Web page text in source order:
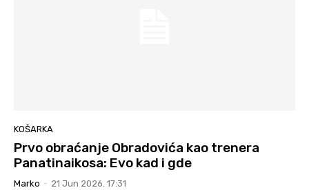
KOŠARKA
Prvo obraćanje Obradovića kao trenera
Panatinaikosa: Evo kad i gde
Marko - 21 Jun 2026. 17:31